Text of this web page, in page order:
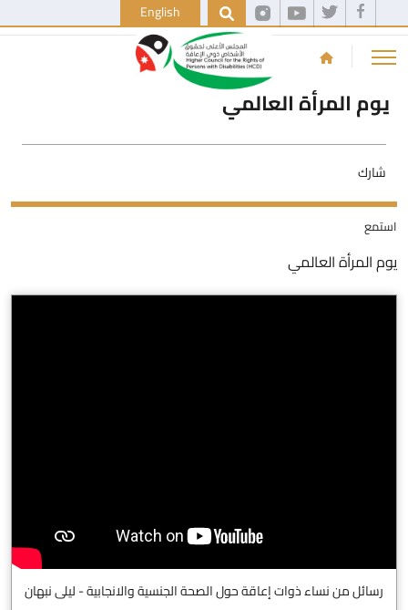
English
يوم المرأة العالمي
شارك
استمع
يوم المرأة العالمي
رسائل من نساء ذوات إعاقة حول الصحة الجنسية والانجابية - ليلى نبهان